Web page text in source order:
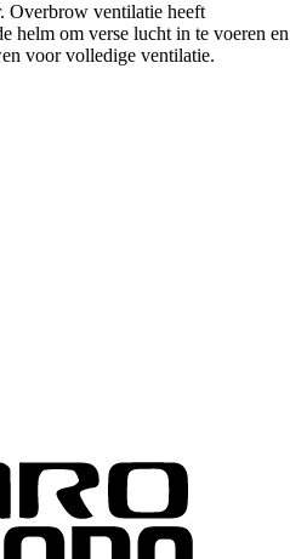
Overbrow ventilatie heeft
helm om verse lucht in te voeren en
voor volledige ventilatie.